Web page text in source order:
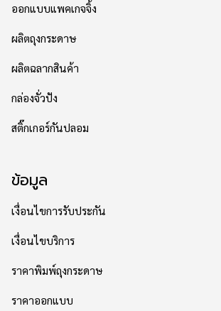
ออกแบบแพคเกจจิ้ง
ผลิตถุงกระดาษ
ผลิตฉลากสินค้า
กล่องจั่วปัง
สติ๊กเกอร์กันปลอม
ข้อมูล
เงื่อนไขการรับประกัน
เงื่อนไขบริการ
ราคาพิมพ์ถุงกระดาษ
ราคาออกแบบ